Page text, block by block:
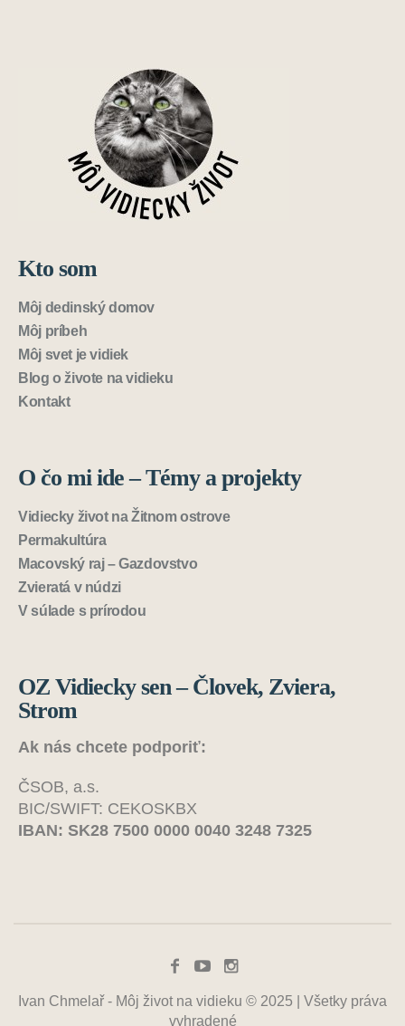
Kto som
Môj dedinský domov
Môj príbeh
Môj svet je vidiek
Blog o živote na vidieku
Kontakt
O čo mi ide – Témy a projekty
Vidiecky život na Žitnom ostrove
Permakultúra
Macovský raj – Gazdovstvo
Zvieratá v núdzi
V súlade s prírodou
OZ Vidiecky sen – Človek, Zviera,
Strom
Ak nás chcete podporiť:
ČSOB, a.s.
BIC/SWIFT: CEKOSKBX
IBAN: SK28 7500 0000 0040 3248 7325
Ivan Chmelař - Môj život na vidieku © 2025 | Všetky práva
vyhradené